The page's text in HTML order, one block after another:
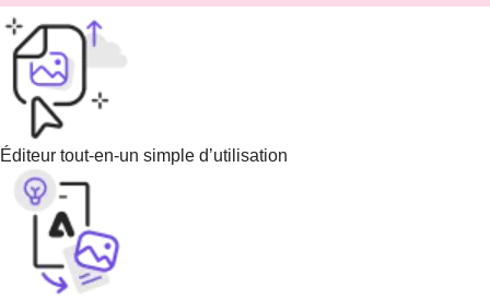
Éditeur tout-en-un simple d’utilisation